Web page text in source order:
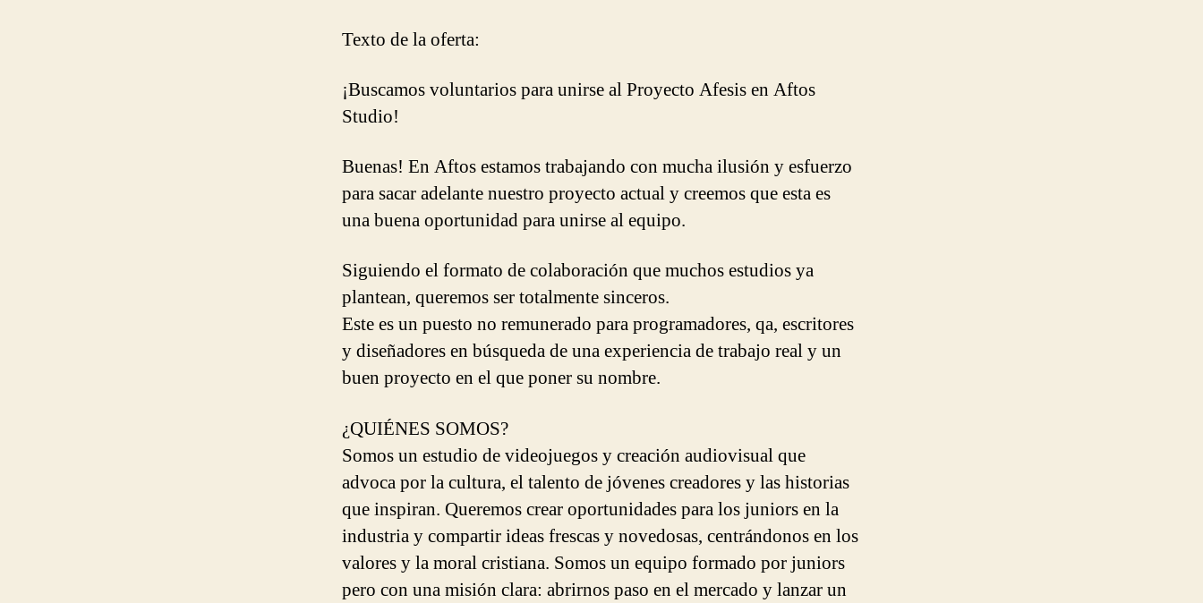
Texto de la oferta:
¡Buscamos voluntarios para unirse al Proyecto Afesis en Aftos
Studio!
Buenas! En Aftos estamos trabajando con mucha ilusión y esfuerzo
para sacar adelante nuestro proyecto actual y creemos que esta es
una buena oportunidad para unirse al equipo.
Siguiendo el formato de colaboración que muchos estudios ya
plantean, queremos ser totalmente sinceros.
Este es un puesto no remunerado para programadores, qa, escritores
y diseñadores en búsqueda de una experiencia de trabajo real y un
buen proyecto en el que poner su nombre.
¿QUIÉNES SOMOS?
Somos un estudio de videojuegos y creación audiovisual que
advoca por la cultura, el talento de jóvenes creadores y las historias
que inspiran. Queremos crear oportunidades para los juniors en la
industria y compartir ideas frescas y novedosas, centrándonos en los
valores y la moral cristiana. Somos un equipo formado por juniors
pero con una misión clara: abrirnos paso en el mercado y lanzar un